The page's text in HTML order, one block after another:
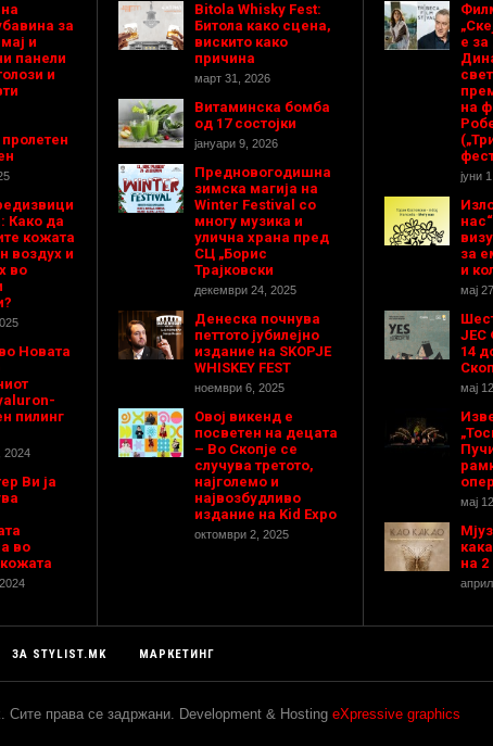
за
и
панели
и
Како да
кожата
воздух и
во
Новата
пилинг
2024
Ви ја
во
Bitola Whisky Fest:
Битола како сцена,
вискито како
причина
март 31, 2026
Витаминска бомба
од 17 состојки
јануари 9, 2026
Предновогодишнa
зимска магија на
Winter Festival со
многу музика и
улична храна пред
СЦ „Борис
Трајковски
декември 24, 2025
Денеска почнува
петтото јубилејно
издание на SKOPJE
WHISKEY FEST
ноември 6, 2025
Овој викенд е
посветен на децата
– Во Скопје се
случува третото,
најголемо и
највозбудливо
издание на Kid Expo
октомври 2, 2025
е
на
јуни
за
и
мај
ЈЕС
14
мај
мај
на
ЗА STYLIST.MK МАРКЕТИНГ
Сите права се задржани. Development & Hosting eXpressive graphics